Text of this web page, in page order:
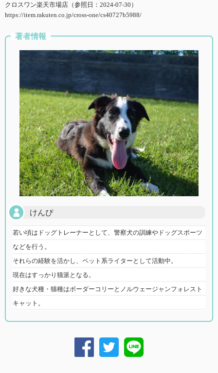
クロスワン楽天市場店（参照日：2024-07-30）
https://item.rakuten.co.jp/cross-one/cs40727b5988/
著者情報
けんぴ
若い頃はドッグトレーナーとして、警察犬の訓練やドッグスポーツ
などを行う。
それらの経験を活かし、ペット系ライターとして活動中。
現在はすっかり猫派となる。
好きな犬種・猫種はボーダーコリーとノルウェージャンフォレスト
キャット。